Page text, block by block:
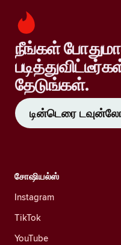
நீங்கள்
தேடுங்கள்.
டின்டெரை
சோஷியல்ஸ்
Instagram
TikTok
YouTube